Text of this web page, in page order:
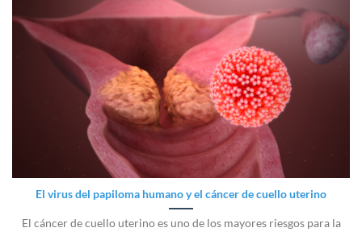
El virus del papiloma humano y el cáncer de cuello uterino
El cáncer de cuello uterino es uno de los mayores riesgos para la